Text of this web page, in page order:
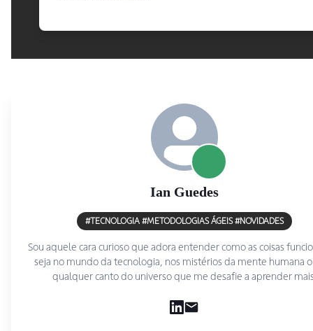
Ian Guedes
#TECNOLOGIA #METODOLOGIAS ÁGEIS #NOVIDADES
Sou aquele cara curioso que adora entender como as coisas
seja no mundo da tecnologia, nos mistérios da mente humana
qualquer canto do universo que me desafie a aprender